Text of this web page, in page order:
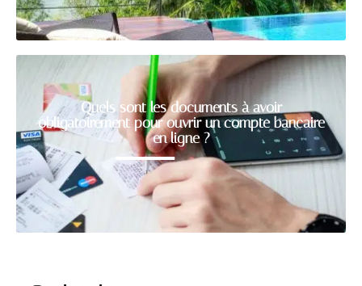
Quels sont les documents à avoir
obligatoirement pour ouvrir un compte bancaire
en ligne ?